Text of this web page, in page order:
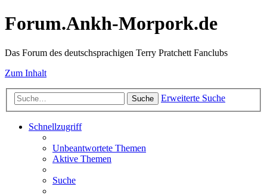
Forum.Ankh-Morpork.de
Das Forum des deutschsprachigen Terry Pratchett Fanclubs
Zum Inhalt
Suche Erweiterte Suche
Schnellzugriff
Unbeantwortete Themen
Aktive Themen
Suche